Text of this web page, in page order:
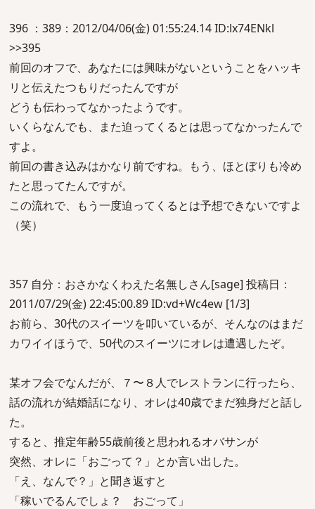
396 ：389：2012/04/06(金) 01:55:24.14 ID:lx74ENkl
>>395
前回のオフで、あなたには興味がないということをハッキ
リと伝えたつもりだったんですが
どうも伝わってなかったようです。
いくらなんでも、また迫ってくるとは思ってなかったんで
すよ。
前回の書き込みはかなり前ですね。もう、ほとぼりも冷め
たと思ってたんですが。
この流れで、もう一度迫ってくるとは予想できないですよ
（笑）
357 自分：おさかなくわえた名無しさん[sage] 投稿日：
2011/07/29(金) 22:45:00.89 ID:vd+Wc4ew [1/3]
お前ら、30代のスイーツを叩いているが、そんなのはまだ
カワイイほうで、50代のスイーツにオレは遭遇したぞ。
某オフ会でなんだが、７〜８人でレストランに行ったら、
話の流れが結婚話になり、オレは40歳でまだ独身だと話し
た。
すると、推定年齢55歳前後と思われるオバサンが
突然、オレに「おごって？」とか言い出した。
「え、なんで？」と聞き返すと
「稼いでるんでしょ？ おごって」